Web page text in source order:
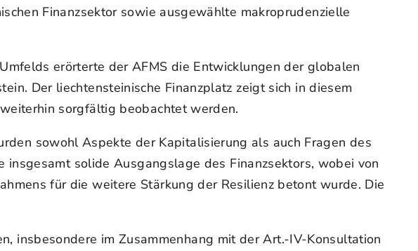
Finanzsektor sowie ausgewählte makroprudenzielle
erörterte der AFMS die Entwicklungen der globalen
Der liechtensteinische Finanzplatz zeigt sich in diesem
sorgfältig beobachtet werden.
sowohl Aspekte der Kapitalisierung als auch Fragen des
solide Ausgangslage des Finanzsektors, wobei von
für die weitere Stärkung der Resilienz betont wurde. Die
insbesondere im Zusammenhang mit der Art.-IV-Konsultation